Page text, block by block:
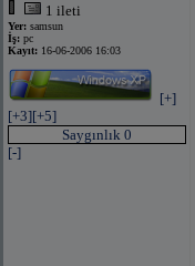
1 ileti
Yer: samsun
İş: pc
Kayıt: 16-06-2006 16:03
[+]
[+3][+5]
Saygınlık 0
[-]